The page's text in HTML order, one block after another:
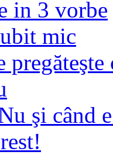
in 3 vorbe
mic
pregăteşte
şi când